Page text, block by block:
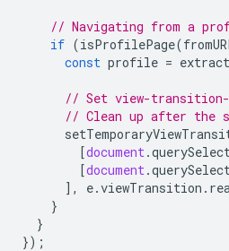
// Navigating from a
if (isProfilePage(
const profile =
// Set view-
// Clean up after the
[document .
[document .
],
e.viewTransition .
}
}
});